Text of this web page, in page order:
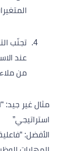
تجنّب
عند
من
مثال غير جيد:
استراتيجي”
الأفضل: